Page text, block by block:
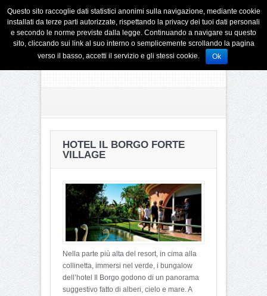
HOTEL IL BORGO FORTE
VILLAGE
Nella parte più alta del resort, in cima alla
collinetta, immersi nel verde, i bungalow
dell’hotel Il Borgo godono di un panorama
suggestivo fatto di alberi, cielo e mare. A
Questo sito raccoglie dati statistici anonimi sulla navigazione, mediante cookie
installati da terze parti autorizzate, rispettando la privacy dei tuoi dati personali
e secondo le norme previste dalla legge. Continuando a navigare su questo
sito, cliccando sui link al suo interno o semplicemente scrollando la pagina
verso il basso, accetti il servizio e gli stessi cookie.
Ok